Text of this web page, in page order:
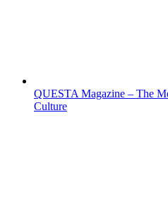
QUESTA Magazine – The
Culture